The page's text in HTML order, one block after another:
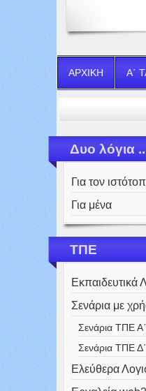
ΑΡΧΙΚΗ Α΄
Δυο λόγια
Για τον
Για μένα
ΤΠΕ
Εκπαιδευτικά
Σενάρια με
Σενάρια ΤΠΕ
Σενάρια ΤΠΕ
Ελεύθερα